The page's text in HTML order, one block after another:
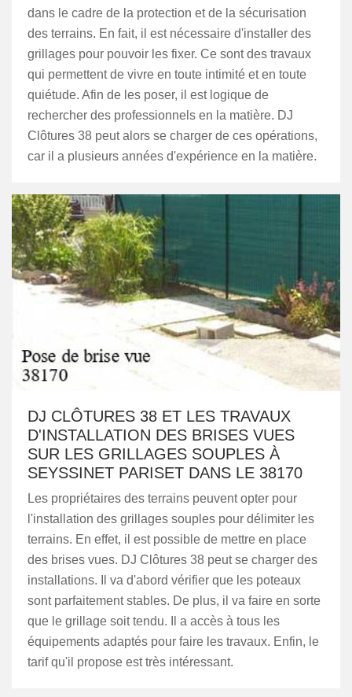
dans le cadre de la protection et de la sécurisation
des terrains. En fait, il est nécessaire d'installer des
grillages pour pouvoir les fixer. Ce sont des travaux
qui permettent de vivre en toute intimité et en toute
quiétude. Afin de les poser, il est logique de
rechercher des professionnels en la matière. DJ
Clôtures 38 peut alors se charger de ces opérations,
car il a plusieurs années d'expérience en la matière.
DJ CLÔTURES 38 ET LES TRAVAUX
D'INSTALLATION DES BRISES VUES
SUR LES GRILLAGES SOUPLES À
SEYSSINET PARISET DANS LE 38170
Les propriétaires des terrains peuvent opter pour
l'installation des grillages souples pour délimiter les
terrains. En effet, il est possible de mettre en place
des brises vues. DJ Clôtures 38 peut se charger des
installations. Il va d'abord vérifier que les poteaux
sont parfaitement stables. De plus, il va faire en sorte
que le grillage soit tendu. Il a accès à tous les
équipements adaptés pour faire les travaux. Enfin, le
tarif qu'il propose est très intéressant.